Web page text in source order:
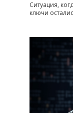
Ситуация,
ключи